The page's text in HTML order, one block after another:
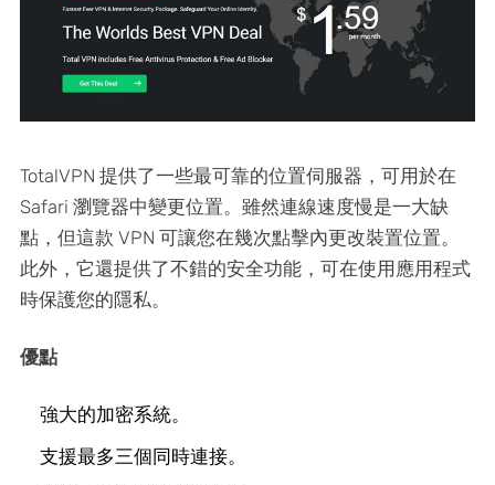
TotalVPN 提供了一些最可靠的位置伺服器，可用於在
Safari 瀏覽器中變更位置。雖然連線速度慢是一大缺
點，但這款 VPN 可讓您在幾次點擊內更改裝置位置。
此外，它還提供了不錯的安全功能，可在使用應用程式
時保護您的隱私。
優點
強大的加密系統。
支援最多三個同時連接。